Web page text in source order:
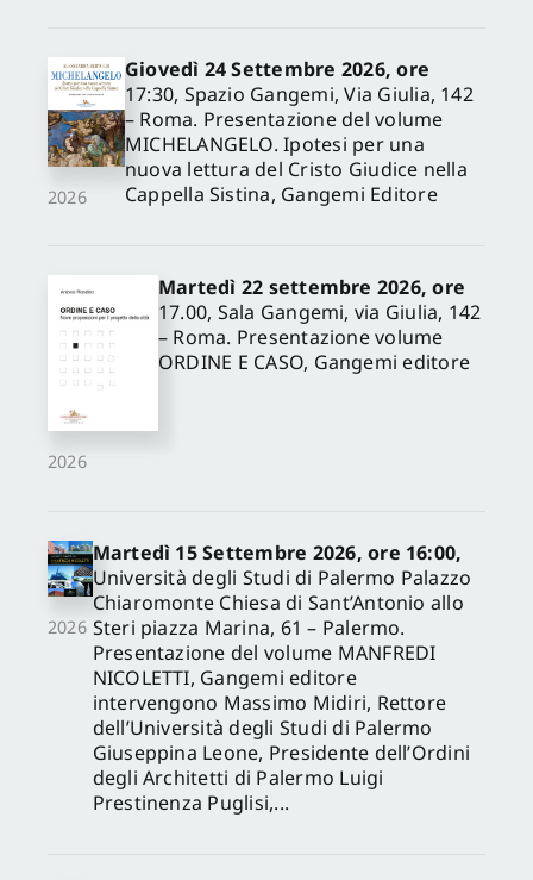
2026
Giovedì 24 Settembre 2026, ore
17:30, Spazio Gangemi, Via Giulia, 142
– Roma. Presentazione del volume
MICHELANGELO. Ipotesi per una
nuova lettura del Cristo Giudice nella
Cappella Sistina, Gangemi Editore
2026
Martedì 22 settembre 2026, ore
17.00, Sala Gangemi, via Giulia, 142
– Roma. Presentazione volume
ORDINE E CASO, Gangemi editore
2026
Martedì 15 Settembre 2026, ore 16:00,
Università degli Studi di Palermo Palazzo
Chiaromonte Chiesa di Sant’Antonio allo
Steri piazza Marina, 61 – Palermo.
Presentazione del volume MANFREDI
NICOLETTI, Gangemi editore
intervengono Massimo Midiri, Rettore
dell’Università degli Studi di Palermo
Giuseppina Leone, Presidente dell’Ordini
degli Architetti di Palermo Luigi
Prestinenza Puglisi,...